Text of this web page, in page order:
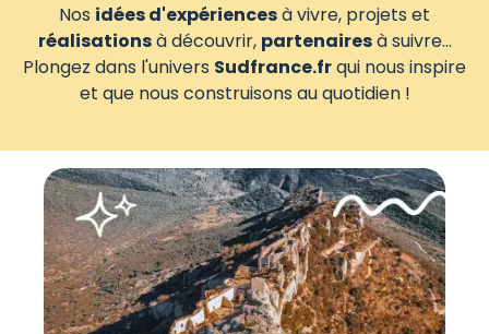
Nos idées d'expériencesà vivre, projets et
réalisationsà découvrir, partenairesà suivre...
Plongez dans l'univers Sudfrance.frqui nous inspire
et que nous construisons au quotidien !